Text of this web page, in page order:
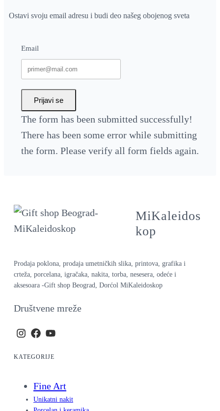
Ostavi svoju email adresu i budi deo našeg obojenog sveta
Email
Prijavi se
The form has been submitted successfully!
There has been some error while submitting
the form. Please verify all form fields again.
MiKaleidos
kop
Prodaja poklona, prodaja umetničkih slika, printova, grafika i
crteža, porcelana, igračaka, nakita, torba, nesesera, odeće i
aksesoara -Gift shop Beograd, Dorćol MiKaleidoskop
Društvene mreže
KATEGORIJE
Fine Art
Unikatni nakit